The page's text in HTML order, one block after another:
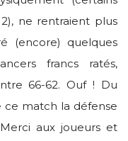
ne rentraient plus
(encore) quelques
francs ratés,
66-62. Ouf ! Du
ce match la défense
aux joueurs et